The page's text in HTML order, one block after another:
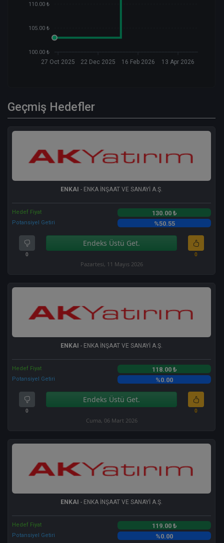
110.00 ₺
105.00 ₺
100.00 ₺
27 Oct 2025 22 Dec 2025 16 Feb 2026 13 Apr 2026
Geçmiş Hedefler
ENKAI - ENKA İNŞAAT VE SANAYİ A.Ş.
Hedef Fiyat 130.00 ₺
Potansiyel Getiri %50.55
0
Endeks Üstü Get.
0
Pazartesi, 11 Mayıs 2026
ENKAI - ENKA İNŞAAT VE SANAYİ A.Ş.
Hedef Fiyat 118.00 ₺
Potansiyel Getiri %0.00
0
Endeks Üstü Get.
0
Cuma, 06 Mart 2026
ENKAI - ENKA İNŞAAT VE SANAYİ A.Ş.
Hedef Fiyat 119.00 ₺
Potansiyel Getiri %0.00